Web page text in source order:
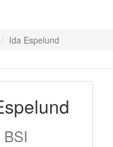
Ida Espelund
BSI